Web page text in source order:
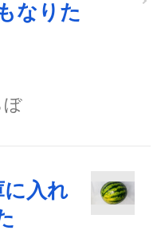
なりた
ぼ
に入れ